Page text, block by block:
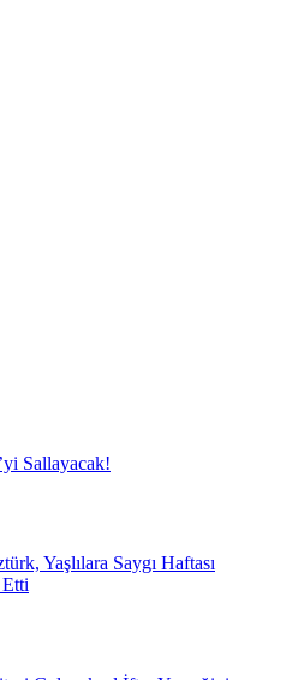
Sallayacak!
Yaşlılara Saygı Haftası